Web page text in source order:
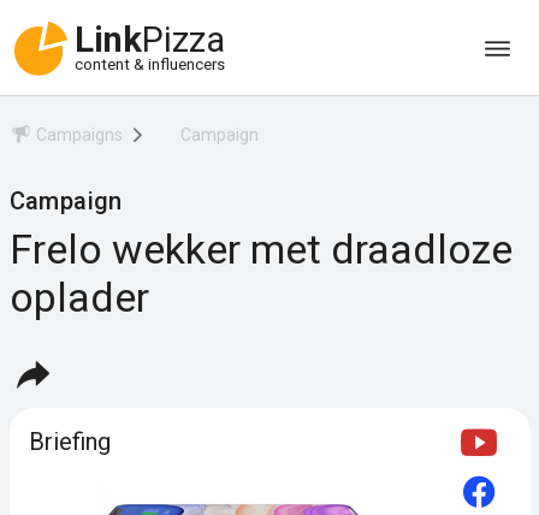
LinkPizza
content & influencers
Campaigns Campaign
Campaign
Frelo wekker met draadloze
oplader
Briefing